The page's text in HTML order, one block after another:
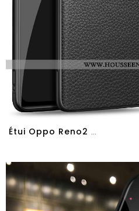
Étui Oppo Reno2 Z Modèle Fleurie Protection Litchi Coque Business Téléphone Portable Tout Compris No